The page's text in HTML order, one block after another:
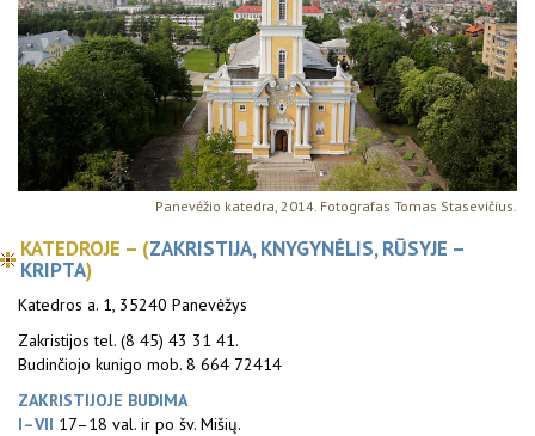
Panevėžio katedra, 2014. Fotografas Tomas Stasevičius.
KATEDROJE – (ZAKRISTIJA, KNYGYNĖLIS, RŪSYJE –
KRIPTA)
Katedros a. 1, 35240 Panevėžys
Zakristijos tel. (8 45) 43 31 41.
Budinčiojo kunigo mob. 8 664 72414
ZAKRISTIJOJE BUDIMA
I–VII 17–18 val. ir po šv. Mišių.